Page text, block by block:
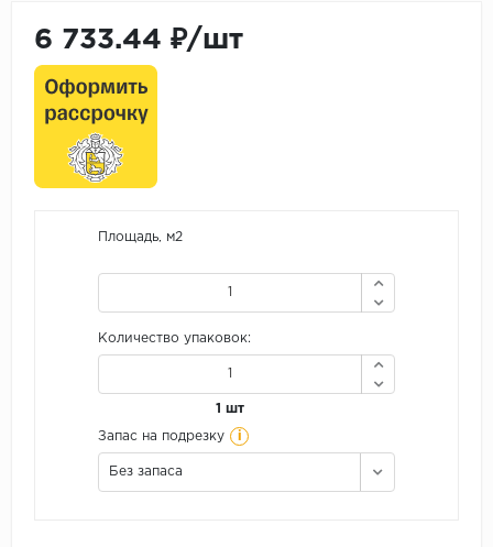
6 733.44 ₽/шт
Площадь, м2
Количество упаковок:
1 шт
Запас на подрезку i
Без запаса